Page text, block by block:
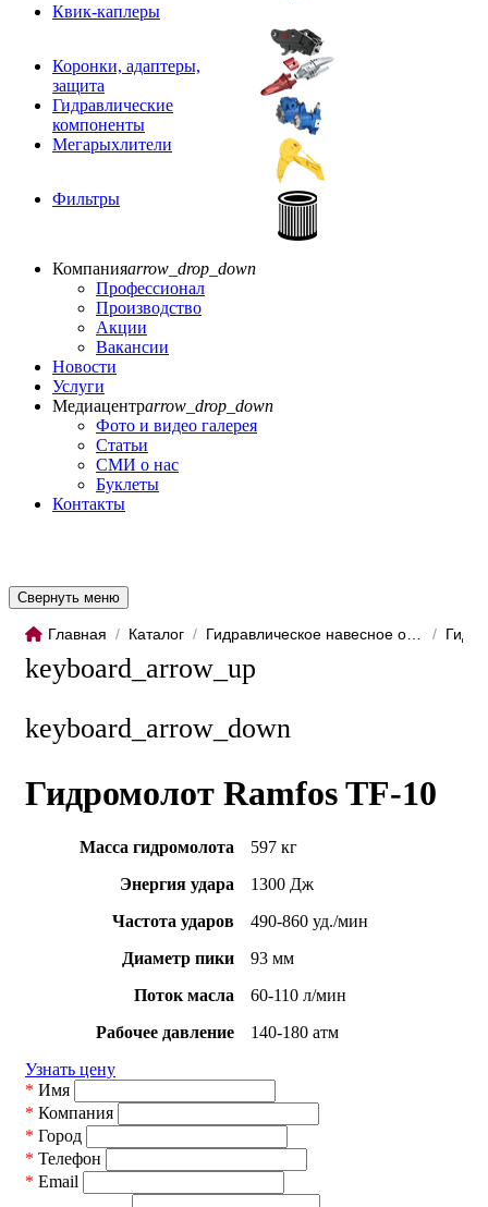
Квик-каплеры
Коронки, адаптеры,
защита
Гидравлические
компоненты
Мегарыхлители
Фильтры
Компанияarrow_drop_down
Профессионал
Производство
Акции
Вакансии
Новости
Услуги
Медиацентрarrow_drop_down
Фото и видео галерея
Статьи
СМИ о нас
Буклеты
Контакты
Свернуть меню
Главная / Каталог / /
keyboard_arrow_up
keyboard_arrow_down
Гидромолот Ramfos TF-10
Масса гидромолота
597 кг
Энергия удара
1300 Дж
Частота ударов
490-860 уд./мин
Диаметр пики
93 мм
Поток масла
60-110 л/мин
Рабочее давление
140-180 атм
Узнать цену
* Имя
* Компания
* Город
* Телефон
* Email